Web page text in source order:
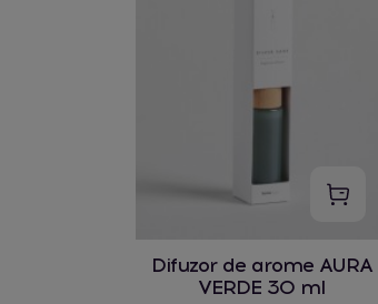
Difuzor de arome AURA
VERDE 30 ml